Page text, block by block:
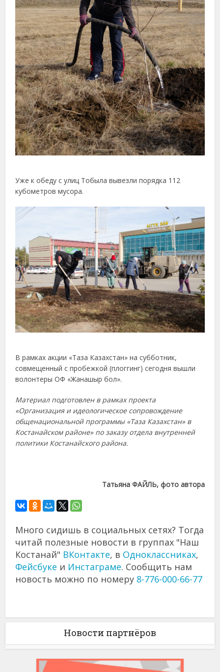
Уже к обеду с улиц Тобыла вывезли порядка 112
кубометров мусора.
В рамках акции «Таза Казахстан» на субботник,
совмещенный с пробежкой (плоггинг) сегодня вышли
волонтеры ОФ «Жанашыр бол».
Материал подготовлен в рамках проекта
«Организация и идеологическое сопровождение
общенациональной программы «Таза Казахстан» в
Костанайском районе» по заказу отдела внутренней
политики Костанайского района.
Татьяна ФАЙЛЬ, фото автора
Много сидишь в социальных сетях? Тогда
читай полезные новости в группах "Наш
Костанай" ВКонтакте, в Одноклассниках,
Фейсбуке и Инстаграме. Сообщить нам
новость можно по номеру 8-776-000-66-77
Новости партнёров